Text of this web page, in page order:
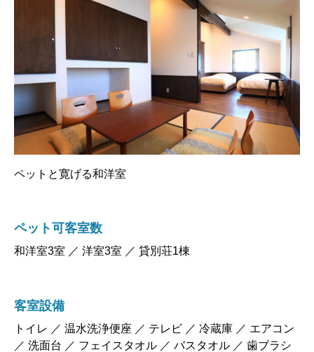
ペットと寛げる和洋室
ペット可客室数
和洋室3室 ／ 洋室3室 ／ 貸別荘1棟
客室設備
トイレ ／ 温水洗浄便座 ／ テレビ ／ 冷蔵庫 ／ エアコン
／ 洗面台 ／ フェイスタオル ／ バスタオル ／ 歯ブラシ